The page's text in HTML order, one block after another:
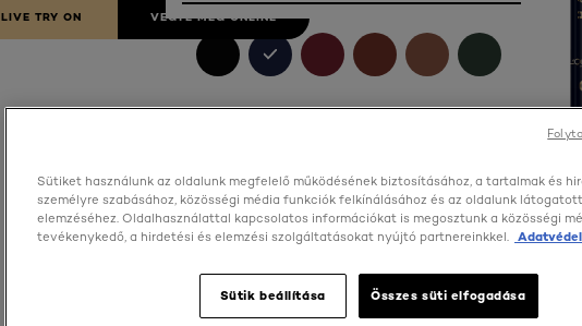
LIVE TRY ON VEGYE MEG ONLINE
Sütiket használunk az oldalunk megfelelő működésének biztosításához, a tartalmak és
személyre szabásához, közösségi média funkciók felkínálásához és az oldalunk
elemzéséhez. Oldalhasználattal kapcsolatos információkat is megosztunk a közösségi
tevékenykedő, a hirdetési és elemzési szolgáltatásokat nyújtó partnereinkkel.
Sütik beállítása Összes süti elfogadása